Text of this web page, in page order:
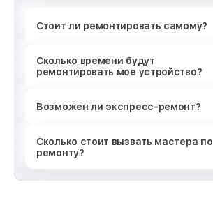
Стоит ли ремонтировать самому?
Сколько времени будут
ремонтировать мое устройство?
Возможен ли экспресс-ремонт?
Сколько стоит вызвать мастера по
ремонту?